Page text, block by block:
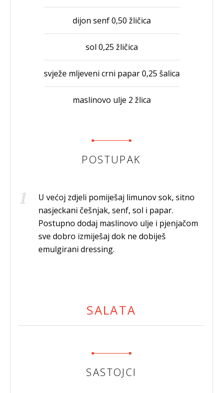
dijon senf 0,50 žličica
sol 0,25 žličica
svježe mljeveni crni papar 0,25 šalica
maslinovo ulje 2 žlica
POSTUPAK
U većoj zdjeli pomiješaj limunov sok, sitno
nasjeckani češnjak, senf, sol i papar.
Postupno dodaj maslinovo ulje i pjenjačom
sve dobro izmiješaj dok ne dobiješ
emulgirani dressing.
SALATA
SASTOJCI